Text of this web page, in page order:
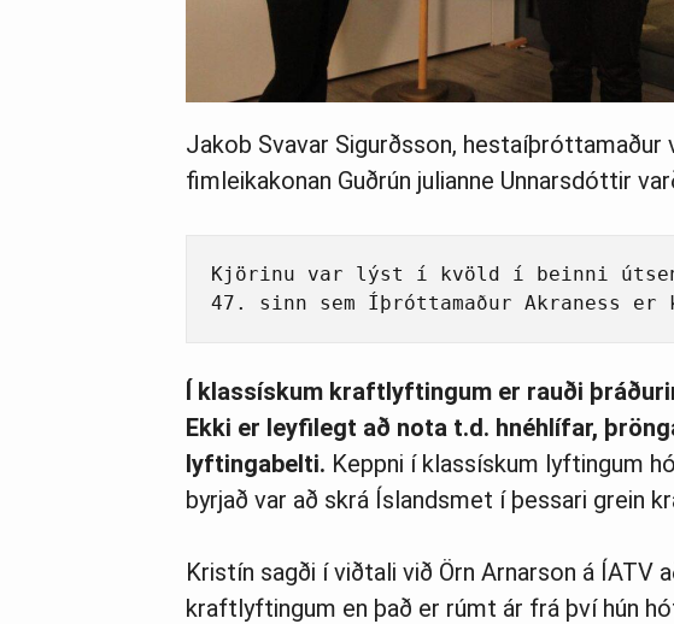
Jakob Svavar Sigurðsson, hestaíþróttamaður
fimleikakonan Guðrún julianne Unnarsdóttir
Kjörinu var lýst í kvöld í beinni
47. sinn sem Íþróttamaður Akraness
Í klassískum kraftlyftingum er rauði
Ekki er leyfilegt að nota t.d. hnéhlífar,
lyftingabelti. Keppni í klassískum lyftingum
byrjað var að skrá Íslandsmet í þessari grein
Kristín sagði í viðtali við Örn Arnarson á ÍATV
kraftlyftingum en það er rúmt ár frá því hún